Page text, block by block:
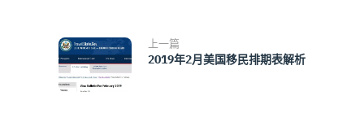
上一篇
2019年2月美国移民排期表解析